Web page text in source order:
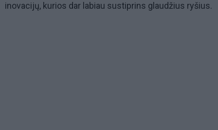
inovacijų, kurios dar labiau sustiprins glaudžius ryšius.